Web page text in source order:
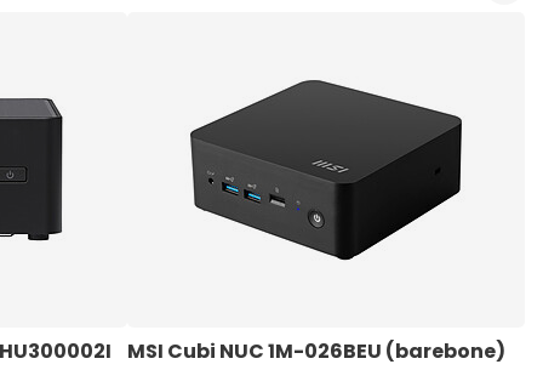
MSI Cubi NUC 1M-026BEU (barebone)